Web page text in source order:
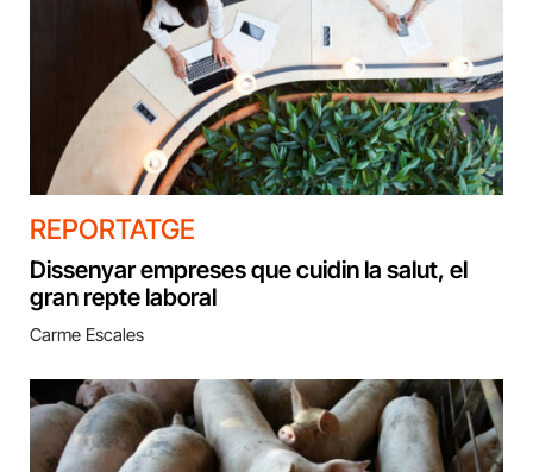
REPORTATGE
Dissenyar empreses que cuidin la salut, el
gran repte laboral
Carme Escales